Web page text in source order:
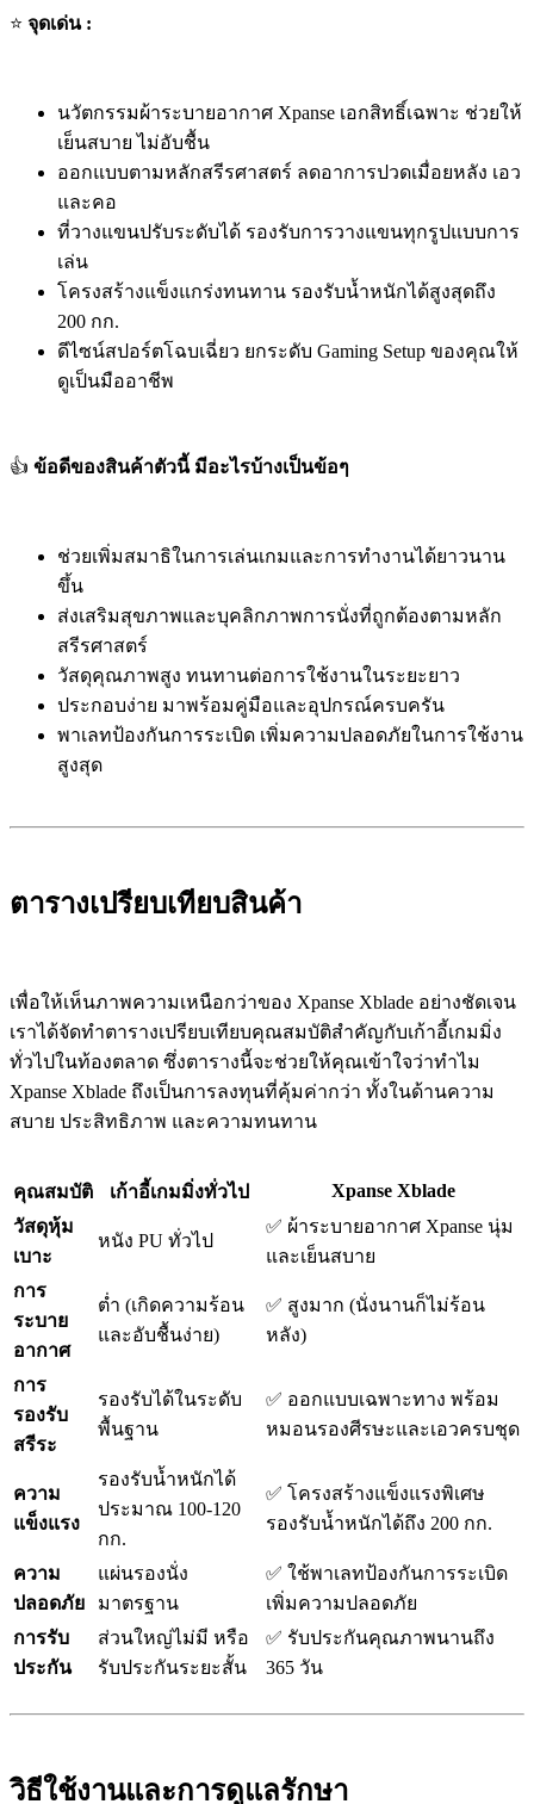
⭐ จุดเด่น :
นวัตกรรมผ้าระบายอากาศ Xpanse เอกสิทธิ์เฉพาะ ช่วยให้
เย็นสบาย ไม่อับชื้น
ออกแบบตามหลักสรีรศาสตร์ ลดอาการปวดเมื่อยหลัง เอว
และคอ
ที่วางแขนปรับระดับได้ รองรับการวางแขนทุกรูปแบบการ
เล่น
โครงสร้างแข็งแกร่งทนทาน รองรับน้ำหนักได้สูงสุดถึง
200 กก.
ดีไซน์สปอร์ตโฉบเฉี่ยว ยกระดับ Gaming Setup ของคุณให้
ดูเป็นมืออาชีพ
👍 ข้อดีของสินค้าตัวนี้ มีอะไรบ้างเป็นข้อๆ
ช่วยเพิ่มสมาธิในการเล่นเกมและการทำงานได้ยาวนาน
ขึ้น
ส่งเสริมสุขภาพและบุคลิกภาพการนั่งที่ถูกต้องตามหลัก
สรีรศาสตร์
วัสดุคุณภาพสูง ทนทานต่อการใช้งานในระยะยาว
ประกอบง่าย มาพร้อมคู่มือและอุปกรณ์ครบครัน
พาเลทป้องกันการระเบิด เพิ่มความปลอดภัยในการใช้งาน
สูงสุด
ตารางเปรียบเทียบสินค้า
เพื่อให้เห็นภาพความเหนือกว่าของ Xpanse Xblade อย่างชัดเจน
เราได้จัดทำตารางเปรียบเทียบคุณสมบัติสำคัญกับเก้าอี้เกมมิ่ง
ทั่วไปในท้องตลาด ซึ่งตารางนี้จะช่วยให้คุณเข้าใจว่าทำไม
Xpanse Xblade ถึงเป็นการลงทุนที่คุ้มค่ากว่า ทั้งในด้านความ
สบาย ประสิทธิภาพ และความทนทาน
คุณสมบัติ เก้าอี้เกมมิ่งทั่วไป
Xpanse Xblade
วัสดุหุ้ม
เบาะ
หนัง PU ทั่วไป
✅ ผ้าระบายอากาศ Xpanse นุ่ม
และเย็นสบาย
การ
ระบาย
อากาศ
ต่ำ (เกิดความร้อน
และอับชื้นง่าย)
✅ สูงมาก (นั่งนานก็ไม่ร้อน
หลัง)
การ
รองรับ
สรีระ
รองรับได้ในระดับ
พื้นฐาน
✅ ออกแบบเฉพาะทาง พร้อม
หมอนรองศีรษะและเอวครบชุด
ความ
แข็งแรง
รองรับน้ำหนักได้
ประมาณ 100-120
กก.
✅ โครงสร้างแข็งแรงพิเศษ
รองรับน้ำหนักได้ถึง 200 กก.
ความ
ปลอดภัย
แผ่นรองนั่ง
มาตรฐาน
✅ ใช้พาเลทป้องกันการระเบิด
เพิ่มความปลอดภัย
การรับ
ประกัน
ส่วนใหญ่ไม่มี หรือ
รับประกันระยะสั้น
✅ รับประกันคุณภาพนานถึง
365 วัน
วิธีใช้งานและการดูแลรักษา